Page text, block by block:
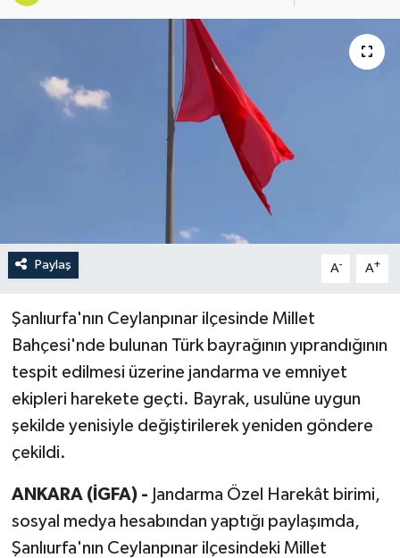
Paylaş A- A+
Şanlıurfa'nın Ceylanpınar ilçesinde Millet
Bahçesi'nde bulunan Türk bayrağının yıprandığının
tespit edilmesi üzerine jandarma ve emniyet
ekipleri harekete geçti. Bayrak, usulüne uygun
şekilde yenisiyle değiştirilerek yeniden göndere
çekildi.
ANKARA (İGFA) - Jandarma Özel Harekât birimi,
sosyal medya hesabından yaptığı paylaşımda,
Şanlıurfa'nın Ceylanpınar ilçesindeki Millet